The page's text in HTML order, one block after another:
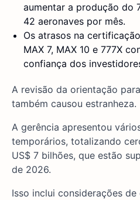
aumentar a produção do
42 aeronaves por mês.
Os atrasos na
MAX 7, MAX 10 e 777X
confiança dos
A revisão da orientação
também causou estranheza.
A gerência apresentou
temporários, totalizando
US$ 7 bilhões, que estão
de 2026.
Isso inclui considerações